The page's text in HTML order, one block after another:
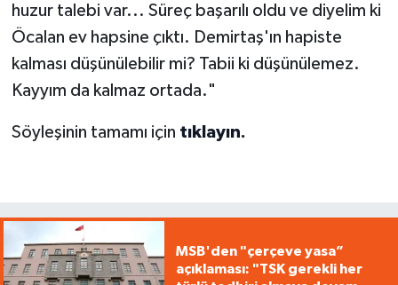
huzur talebi var... Süreç başarılı oldu ve diyelim ki
Öcalan ev hapsine çıktı. Demirtaş'ın hapiste
kalması düşünülebilir mi? Tabii ki düşünülemez.
Kayyım da kalmaz ortada."
Söyleşinin tamamı için tıklayın.
MSB'den "çerçeve yasa”
açıklaması: "TSK gerekli her